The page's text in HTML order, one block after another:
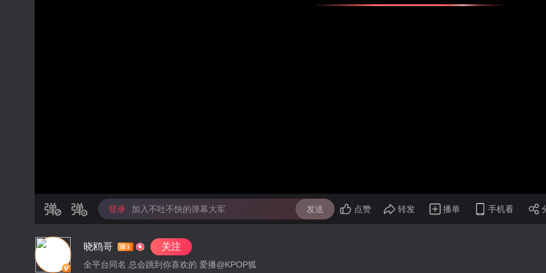
登录 加入不吐不快的弹幕大军 发送 点赞 转发 播单 手机看
晓鸥哥 关注
全平台同名 总会跳到你喜欢的 爱播@KPOP狐